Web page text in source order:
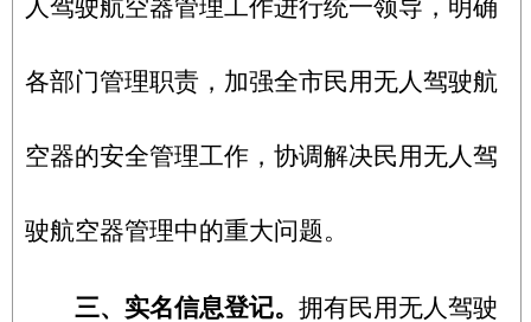
人驾驶航空器管理工作进行统一领导，明确
各部门管理职责，加强全市民用无人驾驶航
空器的安全管理工作，协调解决民用无人驾
驶航空器管理中的重大问题。
三、实名信息登记。 拥有民用无人驾驶